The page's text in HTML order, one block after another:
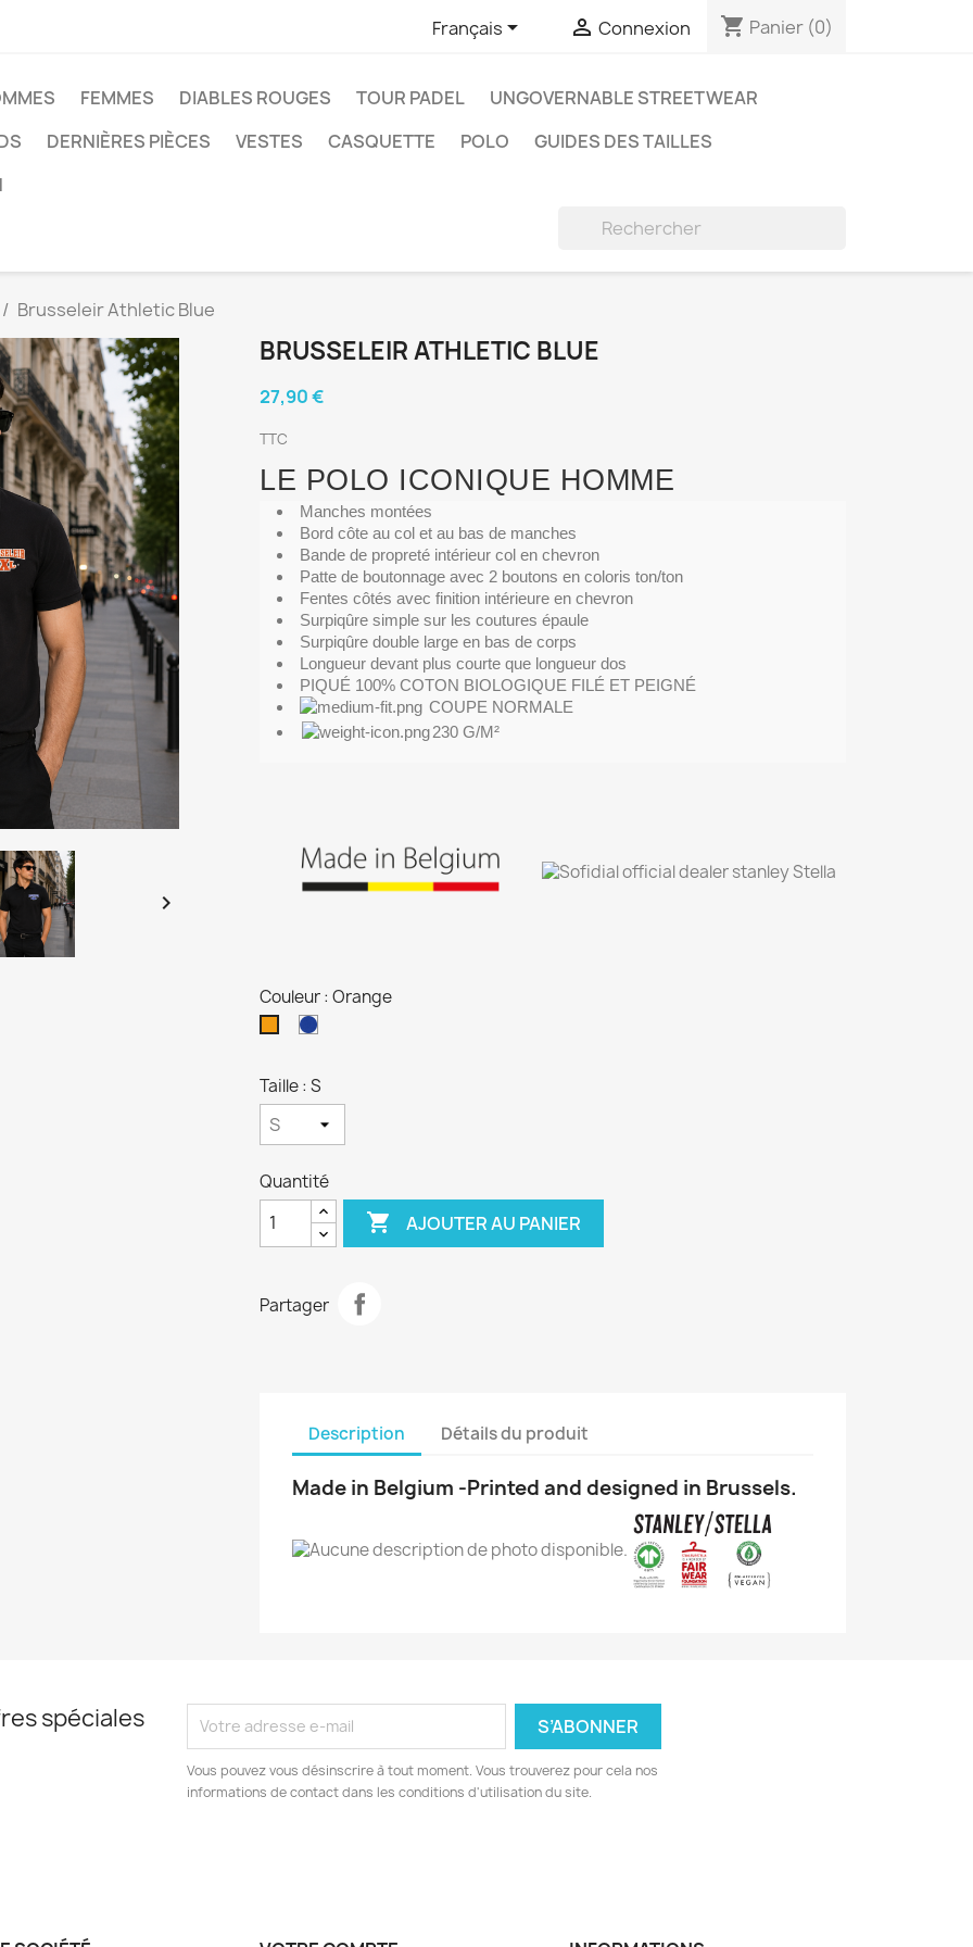
Français  Connexion shopping_cart Panier (0)
FEMMES DIABLES ROUGES TOUR PADEL
UNGOVERNABLE STREETWEAR
DERNIÈRES PIÈCES VESTES CASQUETTE POLO
GUIDES DES TAILLES

Brusseleir Athletic Blue

BRUSSELEIR ATHLETIC BLUE
27,90 €
TTC
LE POLO ICONIQUE HOMME
Manches montées
Bord côte au col et au bas de manches
Bande de propreté intérieur col en chevron
Patte de boutonnage avec 2 boutons en coloris ton/ton
Fentes côtés avec finition intérieure en chevron
Surpiqûre simple sur les coutures épaule
Surpiqûre double large en bas de corps
Longueur devant plus courte que longueur dos
PIQUÉ 100% COTON BIOLOGIQUE FILÉ ET PEIGNÉ
COUPE NORMALE
230 G/M²
Couleur : Orange
OrangeDeep
Taille : S
Quantité
 AJOUTER AU PANIER
Partager
Description Détails du produit
Made in Belgium -Printed and designed in Brussels.
spéciales
Vous pouvez vous désinscrire à tout moment. Vous trouverez pour cela nos
informations de contact dans les conditions d'utilisation du site.